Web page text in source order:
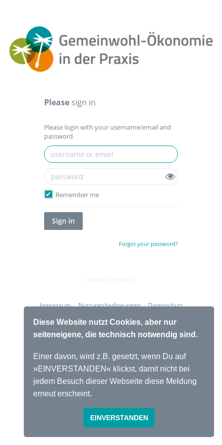
Diese Website nutzt Cookies, aber nur
seiteneigene, die technisch notwendig sind.
Einer davon, wird z.B. gesetzt, wenn Du auf
»EINVERSTANDEN« klickst, damit nicht bei
jedem Besuch dieser Webseite diese Meldung
erneut erscheint.
EINVERSTANDEN
Please sign in
Please login with your username/email and
password.
Remember me
Sign in
Forgot your password?
Impressum·Nutzungsbedingungen·Datenschutz
Powered byHumHub